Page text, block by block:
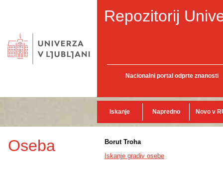
Repozitorij
Nacionalni portal odprte znanosti
Iskanje Napredno Novo v
Oseba
Borut Troha
Iskanje gradiv osebe